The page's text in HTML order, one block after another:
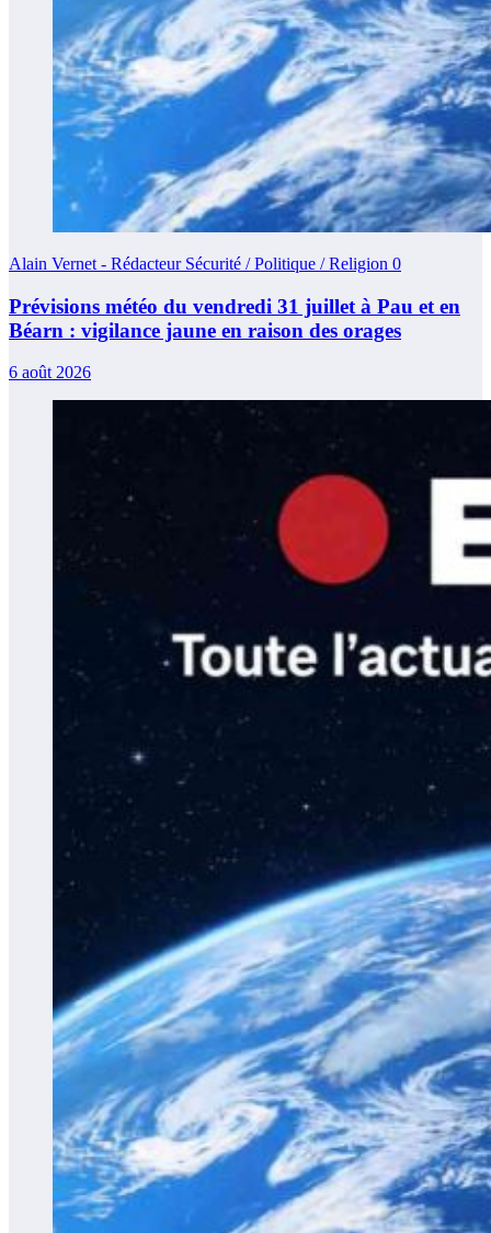
Alain Vernet - Rédacteur Sécurité / Politique / Religion 0
Prévisions météo du vendredi 31 juillet à Pau et en
Béarn : vigilance jaune en raison des orages
6 août 2026